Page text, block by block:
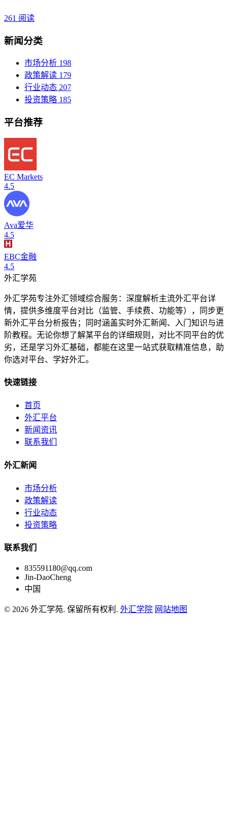
261 阅读
新闻分类
市场分析 198
政策解读 179
行业动态 207
投资策略 185
平台推荐
EC Markets
4.5
Ava爱华
4.5
EBC金融
4.5
外汇学苑
外汇学苑专注外汇领域综合服务：深度解析主流外汇平台详
情，提供多维度平台对比（监管、手续费、功能等），同步更
新外汇平台分析报告；同时涵盖实时外汇新闻、入门知识与进
阶教程。无论你想了解某平台的详细规则，对比不同平台的优
劣，还是学习外汇基础，都能在这里一站式获取精准信息，助
你选对平台、学好外汇。
快速链接
首页
外汇平台
新闻资讯
联系我们
外汇新闻
市场分析
政策解读
行业动态
投资策略
联系我们
835591180@qq.com
Jin-DaoCheng
中国
© 2026 外汇学苑. 保留所有权利. 外汇学院 网站地图